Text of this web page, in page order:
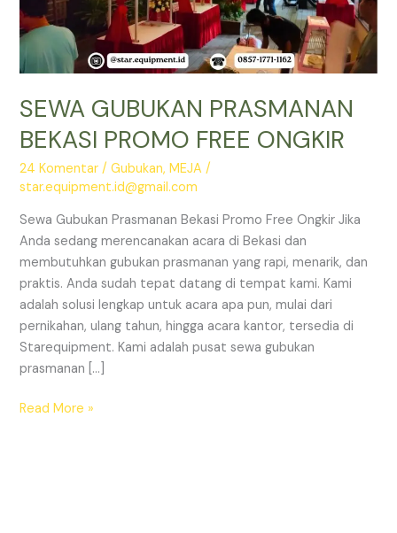
SEWA GUBUKAN PRASMANAN
BEKASI PROMO FREE ONGKIR
24 Komentar /Gubukan,MEJA /
star.equipment.id@gmail.com
Sewa Gubukan Prasmanan Bekasi Promo Free Ongkir Jika
Anda sedang merencanakan acara di Bekasi dan
membutuhkan gubukan prasmanan yang rapi, menarik, dan
praktis. Anda sudah tepat datang di tempat kami. Kami
adalah solusi lengkap untuk acara apa pun, mulai dari
pernikahan, ulang tahun, hingga acara kantor, tersedia di
Starequipment. Kami adalah pusat sewa gubukan
prasmanan […]
SEWA
Read More »